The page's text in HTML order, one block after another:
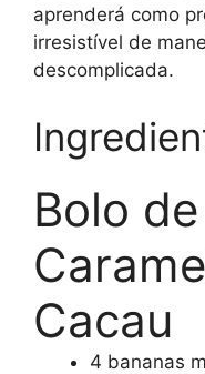
aprenderá como
irresistível de
descomplicada.
Bolo
Cacau
4 bananas